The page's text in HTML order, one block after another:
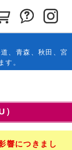
カートを見る
お問い合
、青森、秋田、宮
す。
響につきまし